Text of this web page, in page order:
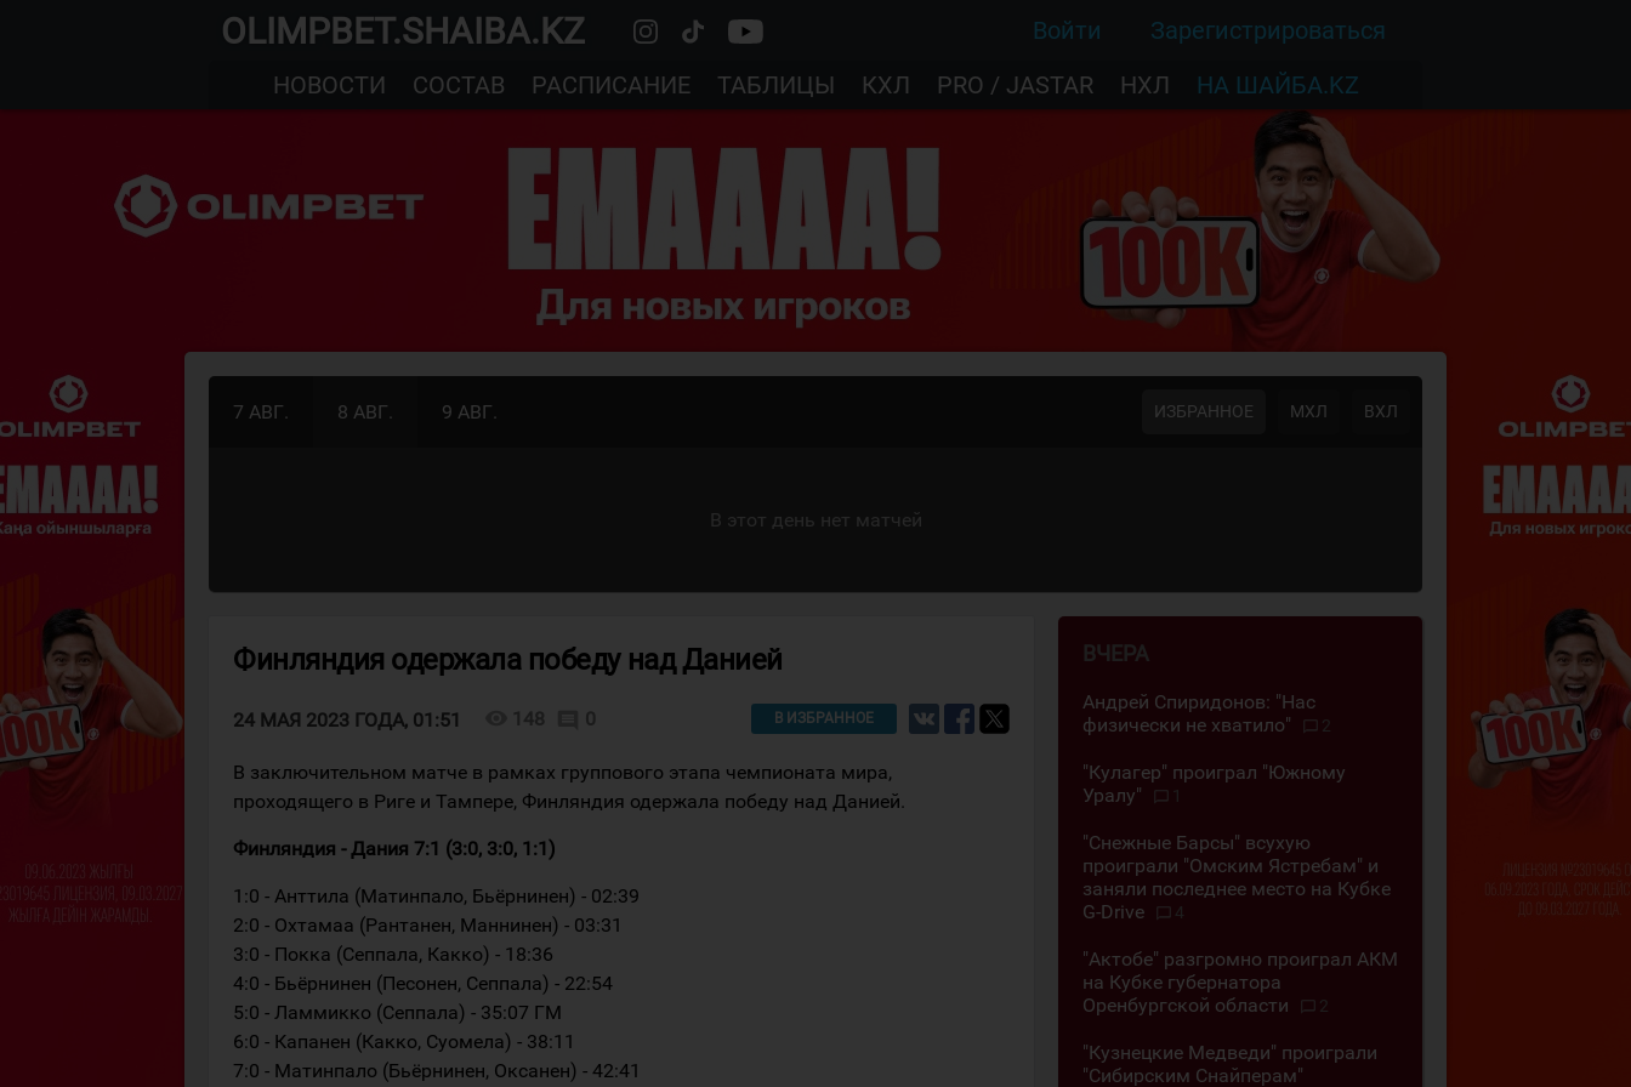
OLIMPBET.SHAIBA.KZ Войти
Зарегистрироваться
НОВОСТИ
СОСТАВ РАСПИСАНИЕ ТАБЛИЦЫ КХЛ PRO / JASTAR НХЛ НА ШАЙБА.KZ
7 АВГ. 8 АВГ. 9 АВГ. ИЗБРАННОЕ МХЛ ВХЛ
В этот день нет матчей
Финляндия одержала победу над Данией
24 МАЯ 2023 ГОДА, 01:51 148 0 В ИЗБРАННОЕ
В заключительном матче в рамках группового этапа чемпионата мира,
проходящего в Риге и Тампере, Финляндия одержала победу над Данией.
Финляндия - Дания 7:1 (3:0, 3:0, 1:1)
1:0 - Анттила (Матинпало, Бьёрнинен) - 02:39
2:0 - Охтамаа (Рантанен, Маннинен) - 03:31
3:0 - Покка (Сеппала, Какко) - 18:36
4:0 - Бьёрнинен (Песонен, Сеппала) - 22:54
5:0 - Ламмикко (Сеппала) - 35:07 ГМ
6:0 - Капанен (Какко, Суомела) - 38:11
7:0 - Матинпало (Бьёрнинен, Оксанен) - 42:41
ВЧЕРА
Андрей Спиридонов: "Нас
физически не хватило"
2
"Кулагер" проиграл "Южному
Уралу"
1
"Снежные Барсы" всухую
проиграли "Омским Ястребам" и
заняли последнее место на Кубке
G-Drive
4
"Актобе" разгромно проиграл АКМ
на Кубке губернатора
Оренбургской области
2
"Кузнецкие Медведи" проиграли
"Сибирским Снайперам"